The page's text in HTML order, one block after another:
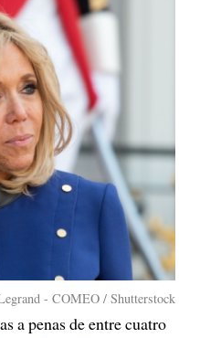
- COMEO / Shutterstock
a penas de entre cuatro